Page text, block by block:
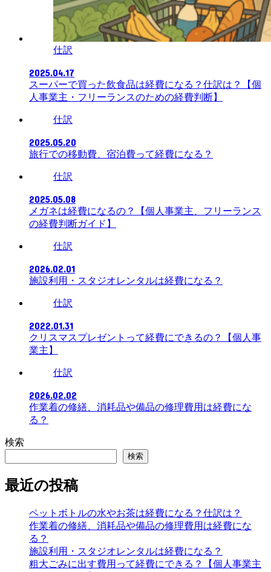
仕訳
2025.04.17
スーパーで買った飲食品は経費になる？仕訳は？【個
人事業主・フリーランスのための経費判断】
仕訳
2025.05.20
旅行での移動費、宿泊費って経費になる？
仕訳
2025.05.08
メガネは経費になるの？【個人事業主、フリーランス
の経費判断ガイド】
仕訳
2026.02.01
施設利用・スタジオレンタルは経費になる？
仕訳
2022.01.31
クリスマスプレゼントって経費にできるの？【個人事
業主】
仕訳
2026.02.02
作業着の修繕、消耗品や備品の修理費用は経費にな
る？
検索
検索
最近の投稿
ペットボトルの水やお茶は経費になる？仕訳は？
作業着の修繕、消耗品や備品の修理費用は経費にな
る？
施設利用・スタジオレンタルは経費になる？
粗大ごみに出す費用って経費にできる？【個人事業主